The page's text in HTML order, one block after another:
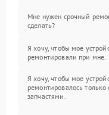
Мне нужен срочный
сделать?
Я хочу, чтобы мое
ремонтировали при мне.
Я хочу, чтобы мое
ремонтировалось
запчастями.